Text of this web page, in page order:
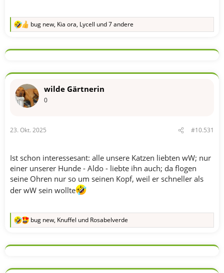
R
k
o
e
n
bug new, Kia ora, Lycell und 7 andere
wilde Gärtnerin
0
23. Okt. 2025 #10.531
Ist schon interessesant: alle unsere Katzen liebten wW; nur
einer unserer Hunde - Aldo - liebte ihn auch; da flogen
seine Ohren nur so um seinen Kopf, weil er schneller als
der wW sein wollte
R
k
o
bug new, Knuffel und Rosabelverde